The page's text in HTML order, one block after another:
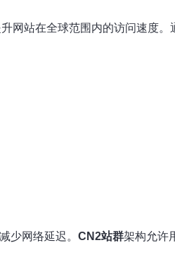
网站在全球范围内的访问速度。
少网络延迟。 CN2站群架构允许